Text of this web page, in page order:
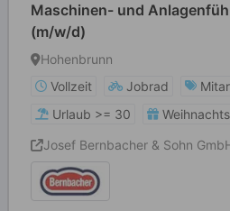
Maschinen- und
(m/w/d)
Hohenbrunn
Vollzeit
Jobrad
Urlaub >= 30
Josef Bernbacher & Sohn